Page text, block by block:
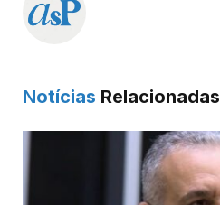
Notícias Relacionadas